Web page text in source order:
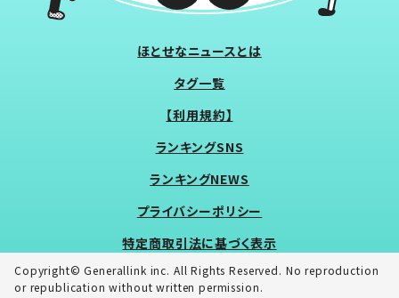
ほとせなニュースとは
タグ一覧
【利用規約】
ランキングSNS
ランキングNEWS
プライバシーポリシー
特定商取引法に基づく表示
Copyright© Generallink inc. All Rights Reserved. No reproduction
or republication without written permission.